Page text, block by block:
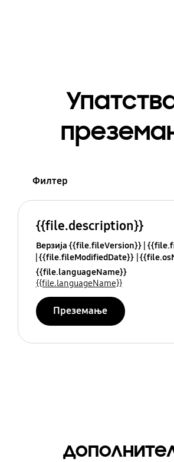
Филтер
{{file.description}}
Верзија {{file.fileVersion}}
{{file.fileModifiedDate}}
{{file.languageName}}
{{file.languageName}}
Преземање